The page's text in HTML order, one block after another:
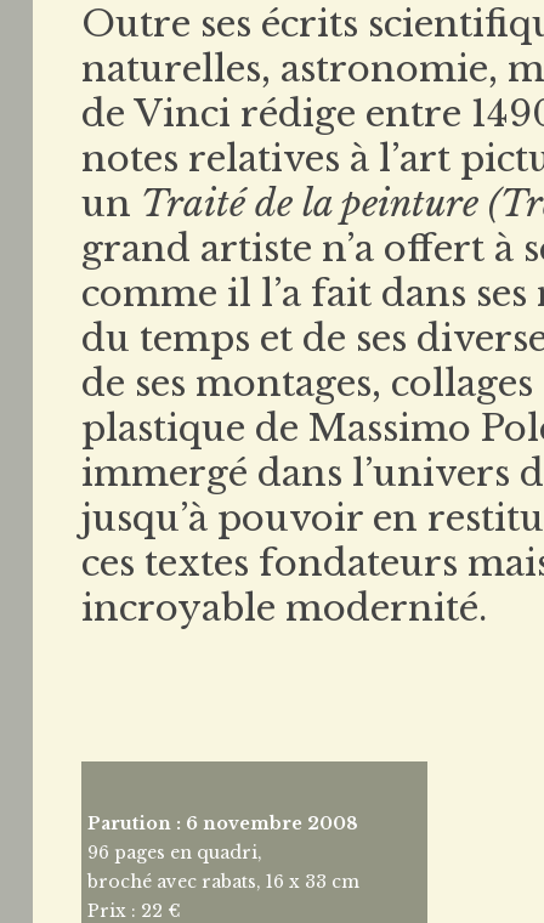
Outre ses écrits
naturelles, astronomie,
de Vinci rédige entre
notes relatives à l’art
un Traité de la peinture
grand artiste n’a offert à
comme il l’a fait dans
du temps et de ses
de ses montages,
plastique de Massimo
immergé dans l’univers
jusqu’à pouvoir en
ces textes fondateurs
incroyable modernité.
Parution : 6 novembre 2008
96 pages en quadri,
broché avec rabats, 16 x 33 cm
Prix : 22 €